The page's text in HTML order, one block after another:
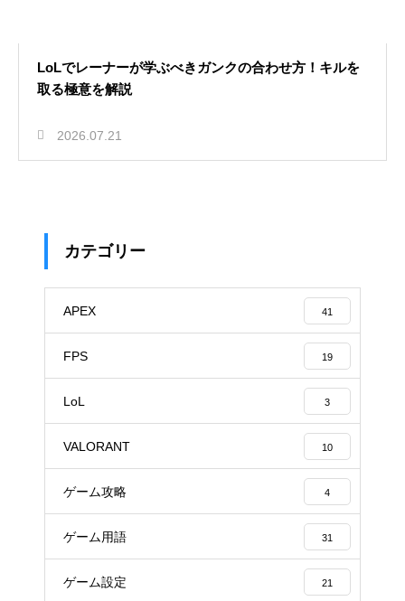
LoLでレーナーが学ぶべきガンクの合わせ方！キルを
取る極意を解説
2026.07.21
カテゴリー
APEX 41
FPS 19
LoL 3
VALORANT 10
ゲーム攻略 4
ゲーム用語 31
ゲーム設定 21